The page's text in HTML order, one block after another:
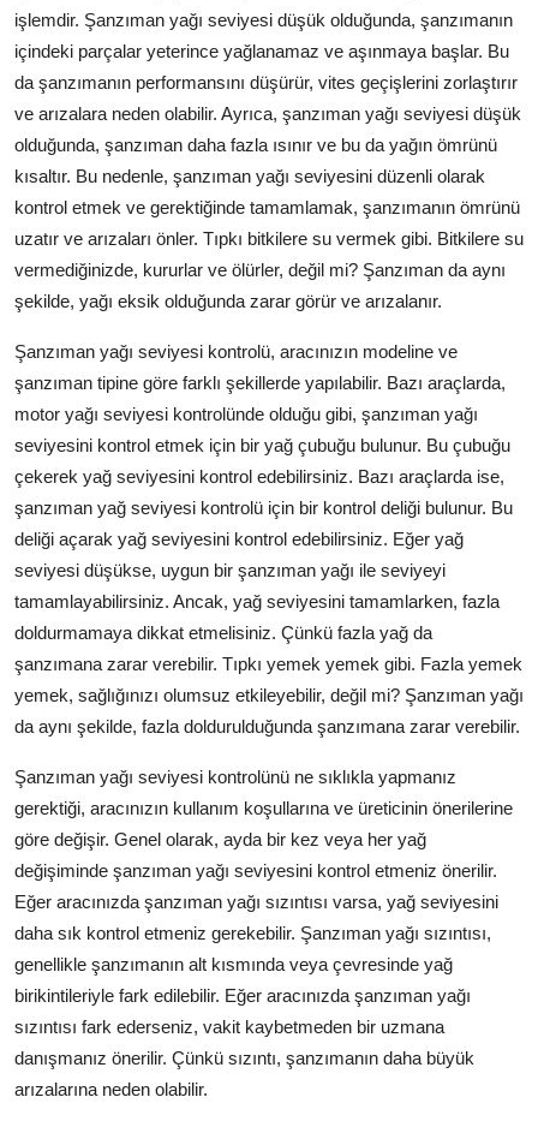
işlemdir. Şanzıman yağı seviyesi düşük olduğunda, şanzımanın
içindeki parçalar yeterince yağlanamaz ve aşınmaya başlar. Bu
da şanzımanın performansını düşürür, vites geçişlerini zorlaştırır
ve arızalara neden olabilir. Ayrıca, şanzıman yağı seviyesi düşük
olduğunda, şanzıman daha fazla ısınır ve bu da yağın ömrünü
kısaltır. Bu nedenle, şanzıman yağı seviyesini düzenli olarak
kontrol etmek ve gerektiğinde tamamlamak, şanzımanın ömrünü
uzatır ve arızaları önler. Tıpkı bitkilere su vermek gibi. Bitkilere su
vermediğinizde, kururlar ve ölürler, değil mi? Şanzıman da aynı
şekilde, yağı eksik olduğunda zarar görür ve arızalanır.
Şanzıman yağı seviyesi kontrolü, aracınızın modeline ve
şanzıman tipine göre farklı şekillerde yapılabilir. Bazı araçlarda,
motor yağı seviyesi kontrolünde olduğu gibi, şanzıman yağı
seviyesini kontrol etmek için bir yağ çubuğu bulunur. Bu çubuğu
çekerek yağ seviyesini kontrol edebilirsiniz. Bazı araçlarda ise,
şanzıman yağ seviyesi kontrolü için bir kontrol deliği bulunur. Bu
deliği açarak yağ seviyesini kontrol edebilirsiniz. Eğer yağ
seviyesi düşükse, uygun bir şanzıman yağı ile seviyeyi
tamamlayabilirsiniz. Ancak, yağ seviyesini tamamlarken, fazla
doldurmamaya dikkat etmelisiniz. Çünkü fazla yağ da
şanzımana zarar verebilir. Tıpkı yemek yemek gibi. Fazla yemek
yemek, sağlığınızı olumsuz etkileyebilir, değil mi? Şanzıman yağı
da aynı şekilde, fazla doldurulduğunda şanzımana zarar verebilir.
Şanzıman yağı seviyesi kontrolünü ne sıklıkla yapmanız
gerektiği, aracınızın kullanım koşullarına ve üreticinin önerilerine
göre değişir. Genel olarak, ayda bir kez veya her yağ
değişiminde şanzıman yağı seviyesini kontrol etmeniz önerilir.
Eğer aracınızda şanzıman yağı sızıntısı varsa, yağ seviyesini
daha sık kontrol etmeniz gerekebilir. Şanzıman yağı sızıntısı,
genellikle şanzımanın alt kısmında veya çevresinde yağ
birikintileriyle fark edilebilir. Eğer aracınızda şanzıman yağı
sızıntısı fark ederseniz, vakit kaybetmeden bir uzmana
danışmanız önerilir. Çünkü sızıntı, şanzımanın daha büyük
arızalarına neden olabilir.